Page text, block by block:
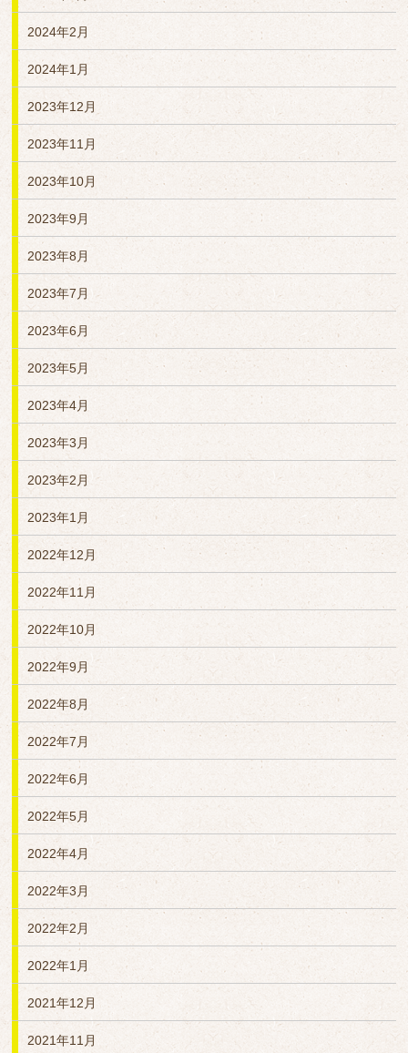
2024年2月
2024年1月
2023年12月
2023年11月
2023年10月
2023年9月
2023年8月
2023年7月
2023年6月
2023年5月
2023年4月
2023年3月
2023年2月
2023年1月
2022年12月
2022年11月
2022年10月
2022年9月
2022年8月
2022年7月
2022年6月
2022年5月
2022年4月
2022年3月
2022年2月
2022年1月
2021年12月
2021年11月